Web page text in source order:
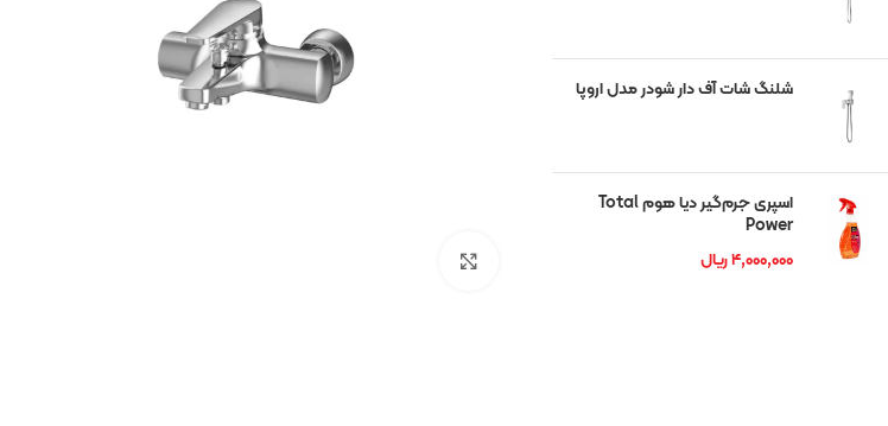
گاتریا
ریتون
شلنگ شات آف دار شودر مدل اروپا
اسپری جرم‌گیر دیا هوم Total
Power
۴,۰۰۰,۰۰۰ریال